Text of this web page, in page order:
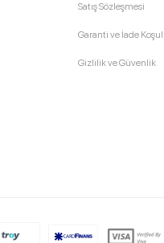
Satış Sözleşmesi
Garanti ve İade
Gizlilik ve Güvenlik